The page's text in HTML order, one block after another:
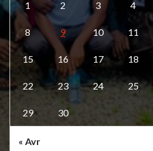
1 2 3 4
8 9 10 11
15 16 17 18
22 23 24 25
29 30
« Avr